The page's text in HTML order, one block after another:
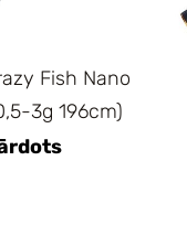
Fish Nano
3g 196cm)